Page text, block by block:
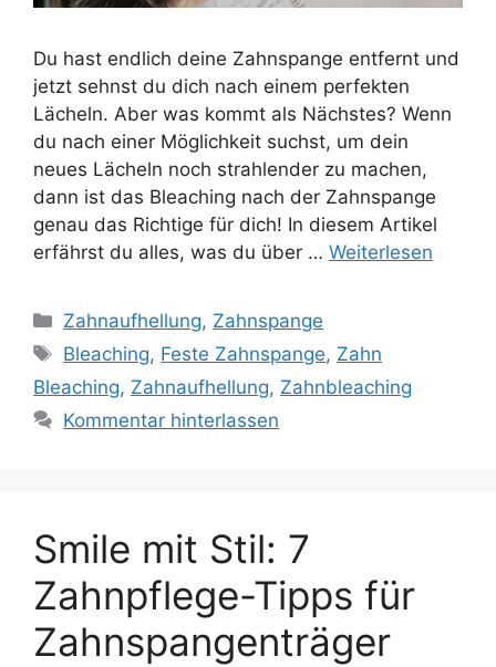
Du hast endlich deine Zahnspange entfernt und
jetzt sehnst du dich nach einem perfekten
Lächeln. Aber was kommt als Nächstes? Wenn
du nach einer Möglichkeit suchst, um dein
neues Lächeln noch strahlender zu machen,
dann ist das Bleaching nach der Zahnspange
genau das Richtige für dich! In diesem Artikel
erfährst du alles, was du über … Weiterlesen
Kategorien
Zahnaufhellung, Zahnspange
Schlagwörter
Bleaching, Feste Zahnspange, Zahn
Bleaching, Zahnaufhellung, Zahnbleaching
Kommentar hinterlassen
Smile mit Stil: 7
Zahnpflege-Tipps für
Zahnspangenträger